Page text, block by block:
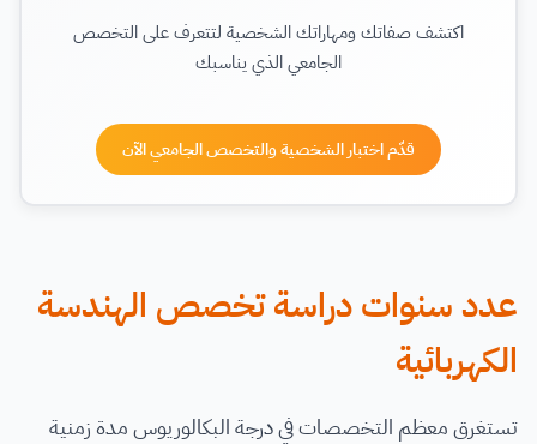
اكتشف صفاتك ومهاراتك الشخصية لتتعرف على التخصص
الجامعي الذي يناسبك
قدّم اختبار الشخصية والتخصص الجامعي الآن
عدد سنوات دراسة تخصص الهندسة
الكهربائية
تستغرق معظم التخصصات في درجة البكالوريوس مدة زمنية